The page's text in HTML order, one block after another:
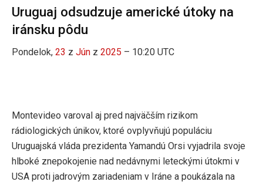
Uruguaj odsudzuje americké útoky na
iránsku pôdu
Pondelok, 23 z Jún z 2025 – 10:20 UTC
Montevideo varoval aj pred najväčším rizikom
rádiologických únikov, ktoré ovplyvňujú populáciu
Uruguajská vláda prezidenta Yamandú Orsi vyjadrila svoje
hlboké znepokojenie nad nedávnymi leteckými útokmi v
USA proti jadrovým zariadeniam v Iráne a poukázala na